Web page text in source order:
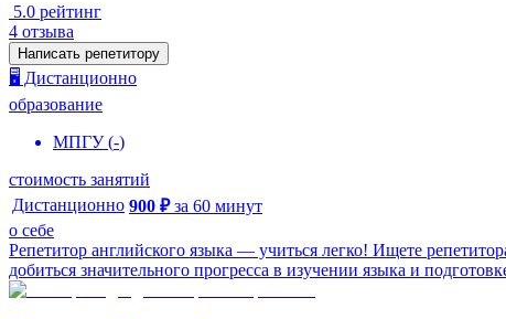
5.0 рейтинг
4 отзыва
Написать репетитору
🖥️ Дистанционно
образование
МПГУ(-)
стоимость занятий
Дистанционно 900 ₽ за 60 минут
о себе
Репетитор английского языка — учиться легко! Ищете
добиться значительного прогресса в изучении языка и